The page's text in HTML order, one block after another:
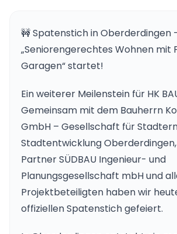
🚧 Spatenstich in Oberderdingen
„Seniorengerechtes Wohnen mit
Garagen“ startet!
Ein weiterer Meilenstein für HK
Gemeinsam mit dem Bauherrn
GmbH – Gesellschaft für
Stadtentwicklung
Partner SÜDBAU Ingenieur- und
Planungsgesellschaft mbH und
Projektbeteiligten haben wir
offiziellen Spatenstich gefeiert.